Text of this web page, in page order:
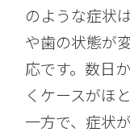
のような症状
や歯の状態が
応です。数日
くケースがほ
一方で、症状